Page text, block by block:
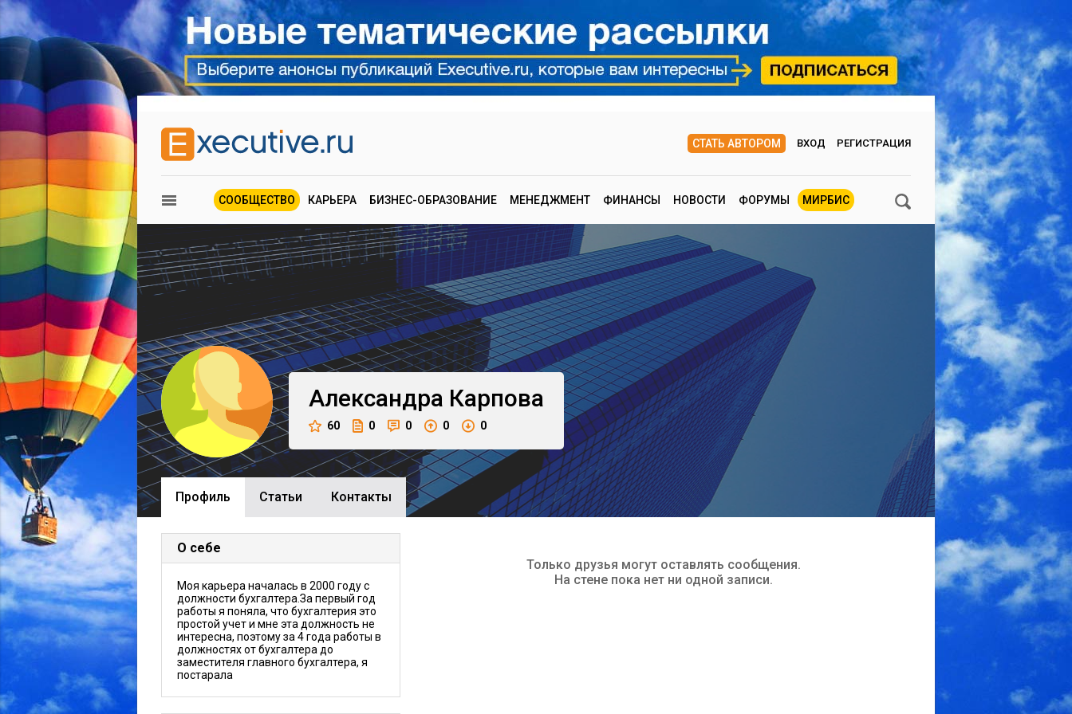
СТАТЬ АВТОРОМ ВХОД РЕГИСТРАЦИЯ
СООБЩЕСТВО КАРЬЕРА БИЗНЕС-ОБРАЗОВАНИЕ МЕНЕДЖМЕНТ ФИНАНСЫ НОВОСТИ ФОРУМЫ МИРБИС
Александра Карпова
60 0 0 0 0
Профиль Cтатьи Контакты
О себе
Моя карьера началась в 2000 году с
должности бухгалтера.За первый год
работы я поняла, что бухгалтерия это
простой учет и мне эта должность не
интересна, поэтому за 4 года работы в
должностях от бухгалтера до
заместителя главного бухгалтера, я
постарала
Только друзья могут оставлять сообщения.
На стене пока нет ни одной записи.